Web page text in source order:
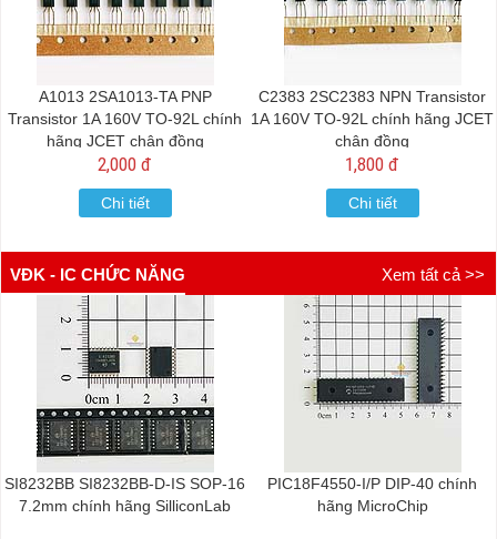
A1013 2SA1013-TA PNP
Transistor 1A 160V TO-92L chính
hãng JCET chân đồng
2,000 đ
Chi tiết
C2383 2SC2383 NPN Transistor
1A 160V TO-92L chính hãng JCET
chân đồng
1,800 đ
Chi tiết
VĐK - IC CHỨC NĂNG Xem tất cả >>
SI8232BB SI8232BB-D-IS SOP-16
7.2mm chính hãng SilliconLab
PIC18F4550-I/P DIP-40 chính
hãng MicroChip